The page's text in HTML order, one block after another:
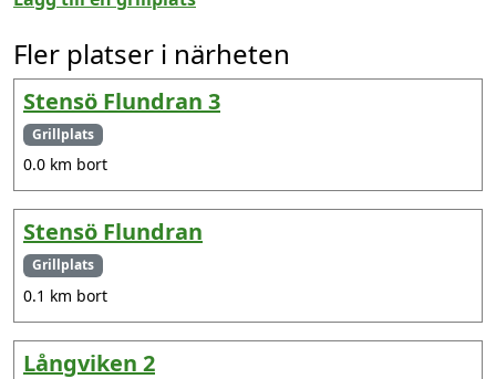
Fler platser i närheten
Stensö Flundran 3
Grillplats
0.0 km bort
Stensö Flundran
Grillplats
0.1 km bort
Långviken 2